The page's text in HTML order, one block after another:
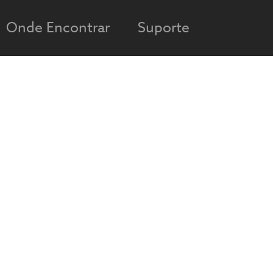
Onde Encontrar Suporte